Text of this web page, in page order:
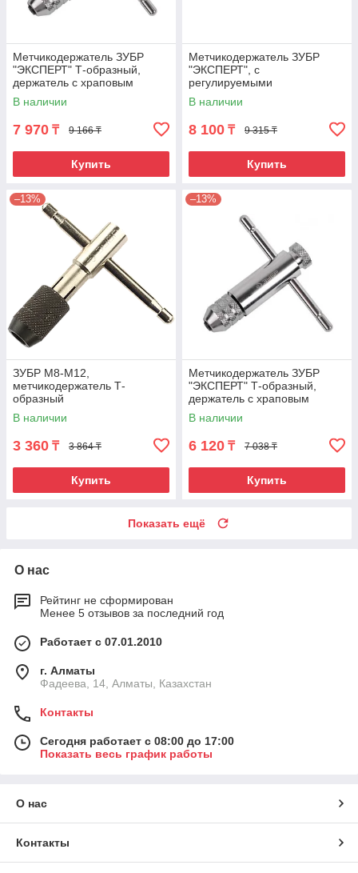
Метчикодержатель ЗУБР
"ЭКСПЕРТ" Т-образный,
держатель с храповым
механизмом и реверсом, М5-
М12 L-110мм/L-120мм
В наличии
7 970 ₸ 9 166 ₸
Купить
Метчикодержатель ЗУБР
"ЭКСПЕРТ", с
регулируемыми
вкладышами, №3 М5-М20 L-
380мм
В наличии
8 100 ₸ 9 315 ₸
Купить
–13%
ЗУБР М8-М12,
метчикодержатель Т-
образный
В наличии
3 360 ₸ 3 864 ₸
Купить
–13%
Метчикодержатель ЗУБР
"ЭКСПЕРТ" Т-образный,
держатель с храповым
механизмом и реверсом, М3-
М10 L-85мм/L-100мм
В наличии
6 120 ₸ 7 038 ₸
Купить
Показать ещё
О нас
Рейтинг не сформирован
Менее 5 отзывов за последний год
Работает с 07.01.2010
г. Алматы
Фадеева, 14, Алматы, Казахстан
Контакты
Сегодня работает с 08:00 до 17:00
Показать весь график работы
О нас
Контакты